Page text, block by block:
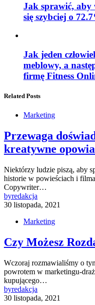
Jak sprawić, aby
się szybciej o
Jak jeden
meblowy, a
firmę Fitness
Related Posts
Marketing
Przewaga
kreatywne
Niektórzy ludzie piszą, aby
historie w powieściach i
Copywriter…
byredakcja
30 listopada, 2021
Marketing
Czy Możesz
Wczoraj rozmawialiśmy o
powrotem w marketingu-
kupującego…
byredakcja
30 listopada, 2021